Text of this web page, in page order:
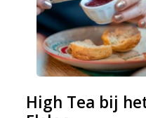
High Tea bij